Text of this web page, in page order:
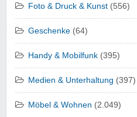
Foto & Druck & Kunst (556)
Geschenke (64)
Handy & Mobilfunk (395)
Medien & Unterhaltung (397)
Möbel & Wohnen (2.049)